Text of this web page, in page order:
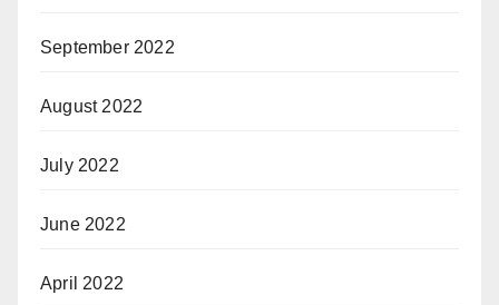
September 2022
August 2022
July 2022
June 2022
April 2022